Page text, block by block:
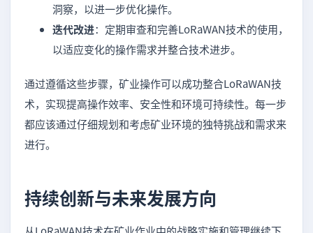
洞察，以进一步优化操作。
迭代改进：定期审查和完善LoRaWAN技术的使用，
以适应变化的操作需求并整合技术进步。
通过遵循这些步骤，矿业操作可以成功整合LoRaWAN技
术，实现提高操作效率、安全性和环境可持续性。每一步
都应该通过仔细规划和考虑矿业环境的独特挑战和需求来
进行。
持续创新与未来发展方向